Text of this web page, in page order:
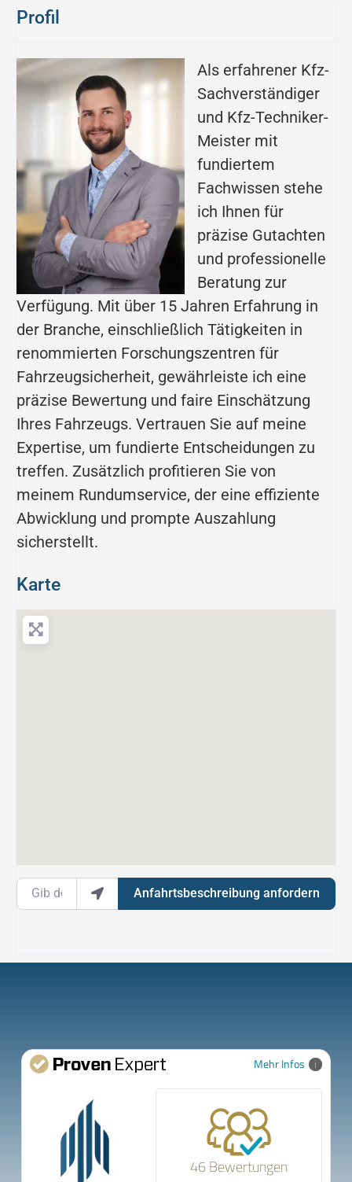
Profil
Als erfahrener Kfz-
Sachverständiger
und Kfz-Techniker-
Meister mit
fundiertem
Fachwissen stehe
ich Ihnen für
präzise Gutachten
und professionelle
Beratung zur
Verfügung. Mit über 15 Jahren Erfahrung in
der Branche, einschließlich Tätigkeiten in
renommierten Forschungszentren für
Fahrzeugsicherheit, gewährleiste ich eine
präzise Bewertung und faire Einschätzung
Ihres Fahrzeugs. Vertrauen Sie auf meine
Expertise, um fundierte Entscheidungen zu
treffen. Zusätzlich profitieren Sie von
meinem Rundumservice, der eine effiziente
Abwicklung und prompte Auszahlung
sicherstellt.
Karte
Gib deinen Standort ein.
Anfahrtsbeschreibung anfordern
Mehr Infos
46 Bewertungen